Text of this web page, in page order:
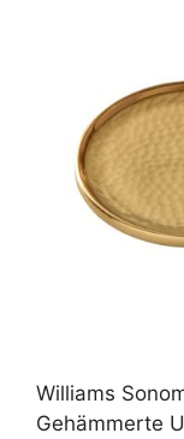
Williams
Gehämmerte